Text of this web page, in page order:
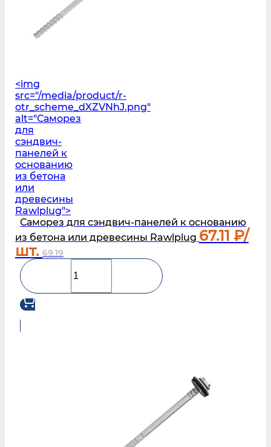
<img
src="/media/product/r-
otr_scheme_dXZVNhJ.png"
alt="Саморез
для
сэндвич-
панелей к
основанию
из бетона
или
древесины
Rawlplug">
Саморез для сэндвич-панелей к основанию
из бетона или древесины Rawlplug 67.11 ₽/
шт. 69.19